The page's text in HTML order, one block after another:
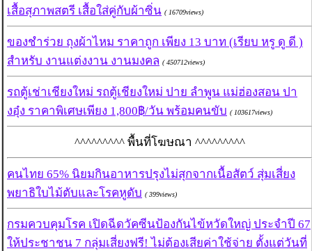
เสื้อสุภาพสตรี เสื้อใส่คู่กับผ้าซิ่น ( 16709views)
ของชำร่วย ถุงผ้าไหม ราคาถูก เพียง 13 บาท (เรียบ หรู ดู ดี )
สำหรับ งานแต่งงาน งานมงคล ( 450712views)
รถตู้เช่าเชียงใหม่ รถตู้เชียงใหม่ ปาย ลำพูน แม่ฮ่องสอน ปา
งอุ๋ง ราคาพิเศษเพียง 1,800฿/วัน พร้อมคนขับ ( 103617views)
^^^^^^^^^ พื้นที่โฆษณา ^^^^^^^^^
คนไทย 65% นิยมกินอาหารปรุงไม่สุกจากเนื้อสัตว์ สุ่มเสี่ยง
พยาธิใบไม้ตับและโรคหูดับ ( 399views)
กรมควบคุมโรค เปิดฉีดวัคซีนป้องกันไข้หวัดใหญ่ ประจำปี 67
ให้ประชาชน 7 กลุ่มเสี่ยงฟรี! ไม่ต้องเสียค่าใช้จ่าย ตั้งแต่วันที่